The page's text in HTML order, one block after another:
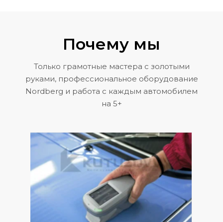
Почему мы
Только грамотные мастера с золотыми
руками, профессиональное оборудование
Nordberg и работа с каждым автомобилем
на 5+